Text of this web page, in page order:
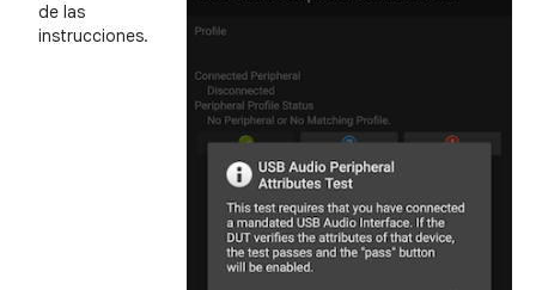
de las
instrucciones.